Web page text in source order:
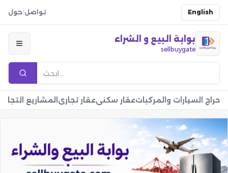
تواصل حول English
بوابة البيع و الشراء
sellbuygate
حراج السيارات والمركباتعقار سكنيعقار تجاري المشاريع